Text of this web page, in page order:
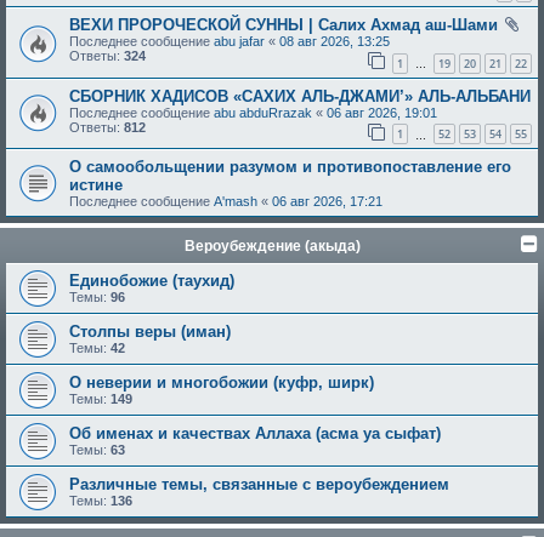
ВЕХИ ПРОРОЧЕСКОЙ СУННЫ | Салих Ахмад аш-Шами
Последнее сообщение abu jafar « 08 авг 2026, 13:25
Ответы: 324 1 … 19 20 21 22
СБОРНИК ХАДИСОВ «САХИХ АЛЬ-ДЖАМИ’» АЛЬ-АЛЬБАНИ
Последнее сообщение abu abduRrazak « 06 авг 2026, 19:01
Ответы: 812 1 52 53 54 55
О самообольщении разумом и противопоставление его
истине
Последнее сообщение A'mash « 06 авг 2026, 17:21
Вероубеждение (акыда)
Единобожие (таухид)
Темы: 96
Столпы веры (иман)
Темы: 42
О неверии и многобожии (куфр, ширк)
Темы: 149
Об именах и качествах Аллаха (асма уа сыфат)
Темы: 63
Различные темы, связанные с вероубеждением
Темы: 136